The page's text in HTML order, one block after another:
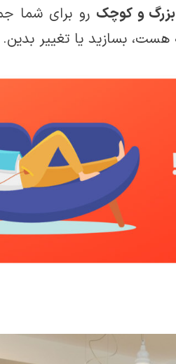
بزرگ و کوچک رو برای شما
هست، بسازید یا تغییر بدین.